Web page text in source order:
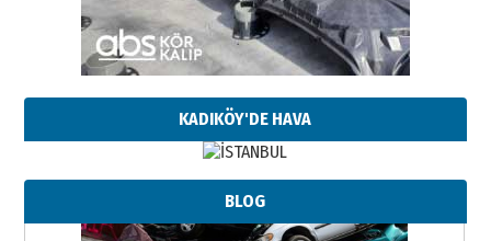
KADIKÖY'DE HAVA
BLOG